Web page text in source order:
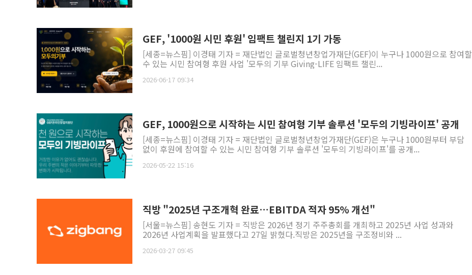
GEF, '1000원 시민 후원' 임팩트 챌린지 1기 가동
[세종=뉴스핌] 이경태 기자 = 재단법인 글로벌청년창업가재단(GEF)이 누구나 1000원으로 참여할
수 있는 시민 참여형 후원 사업 '모두의 기부 Giving-LIFE 임팩트 챌린...
2026-06-17 09:34
GEF, 1000원으로 시작하는 시민 참여형 기부 솔루션 '모두의 기빙라이프' 공개
[세종=뉴스핌] 이경태 기자 = 재단법인 글로벌청년창업가재단(GEF)은 누구나 1000원부터 부담
없이 후원에 참여할 수 있는 시민 참여형 기부 솔루션 '모두의 기빙라이프'를 공개...
2026-05-22 15:16
직방 "2025년 구조개혁 완료…EBITDA 적자 95% 개선"
[서울=뉴스핌] 송현도 기자 = 직방은 2026년 정기 주주총회를 개최하고 2025년 사업 성과와
2026년 사업계획을 발표했다고 27일 밝혔다.직방은 2025년을 구조정비와 ...
2026-03-27 09:45